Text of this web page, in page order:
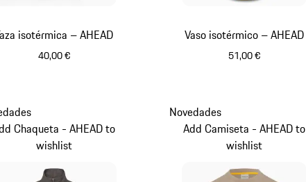
isotérmica – AHEAD
40,00 €
Vaso isotérmico – AHEAD
51,00 €
Chaqueta - AHEAD to
wishlist
Novedades
Add Camiseta - AHEAD to
wishlist